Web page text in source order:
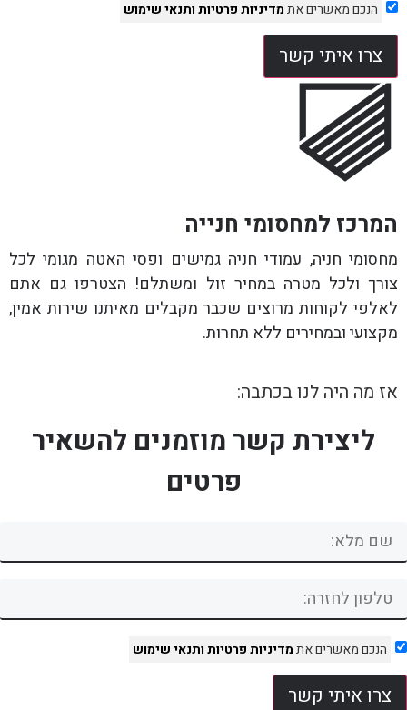
הנכם מאשרים אתמדיניות פרטיותותנאי שימוש
צרו איתי קשר
המרכז למחסומי חנייה
מחסומי חניה, עמודי חניה גמישים ופסי האטה מגומי לכל
צורך ולכל מטרה במחיר זול ומשתלם! הצטרפו גם אתם
לאלפי לקוחות מרוצים שכבר מקבלים מאיתנו שירות אמין,
מקצועי ובמחירים ללא תחרות.
אז מה היה לנו בכתבה:
ליצירת קשר מוזמנים להשאיר
פרטים
הנכם מאשרים אתמדיניות פרטיותותנאי שימוש
צרו איתי קשר